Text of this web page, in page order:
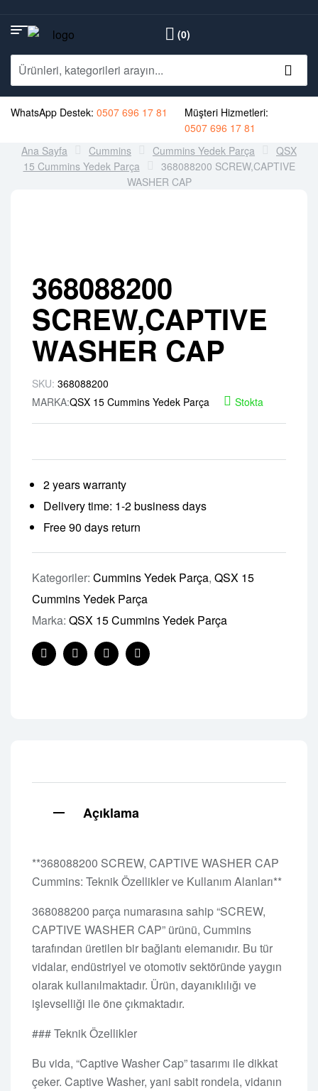
(0)
WhatsApp Destek: 0507 696 17 81
Müşteri Hizmetleri:
0507 696 17 81
Ana Sayfa
Cummins Cummins Yedek Parça
QSX
15 Cummins Yedek Parça
368088200 SCREW,CAPTIVE
WASHER CAP
368088200
SCREW,CAPTIVE
WASHER CAP
SKU: 368088200
MARKA:QSX 15 Cummins Yedek Parça Stokta
2 years warranty
Delivery time: 1-2 business days
Free 90 days return
Kategoriler: Cummins Yedek Parça, QSX 15
Cummins Yedek Parça
Marka: QSX 15 Cummins Yedek Parça
FacebookTwitterLinkedinPinterest
Açıklama
**368088200 SCREW, CAPTIVE WASHER CAP
Cummins: Teknik Özellikler ve Kullanım Alanları**
368088200 parça numarasına sahip “SCREW,
CAPTIVE WASHER CAP” ürünü, Cummins
tarafından üretilen bir bağlantı elemanıdır. Bu tür
vidalar, endüstriyel ve otomotiv sektöründe yaygın
olarak kullanılmaktadır. Ürün, dayanıklılığı ve
işlevselliği ile öne çıkmaktadır.
### Teknik Özellikler
Bu vida, “Captive Washer Cap” tasarımı ile dikkat
çeker. Captive Washer, yani sabit rondela, vidanın